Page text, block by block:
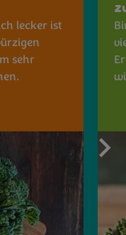
lecker ist
sehr